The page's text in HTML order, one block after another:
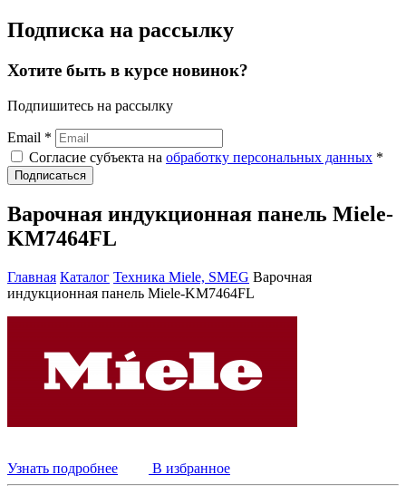
Подписка на рассылку
Хотите быть в курсе новинок?
Подпишитесь на рассылку
Email *
Согласие субъекта на обработку персональных данных *
Подписаться
Варочная индукционная панель Miele-
KM7464FL
Главная Каталог Техника Miele, SMEG Варочная
индукционная панель Miele-KM7464FL
Узнать подробнее В избранное